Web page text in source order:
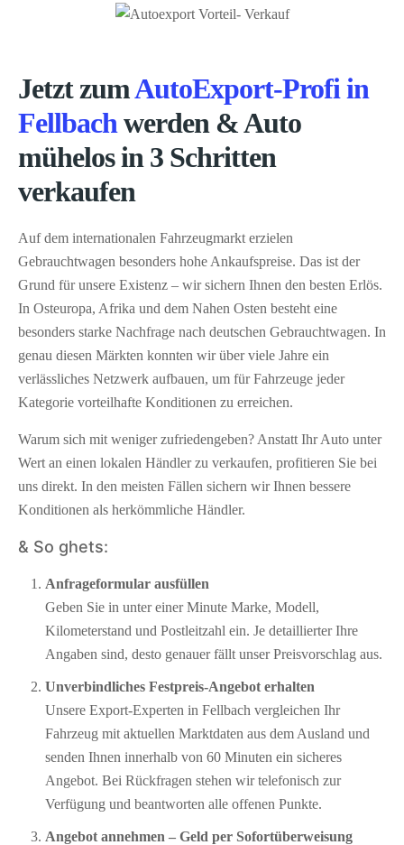
Jetzt zumAutoExport-Profi in
Fellbachwerden & Auto
mühelos in 3 Schritten
verkaufen
Auf dem internationalen Fahrzeugmarkt erzielen
Gebrauchtwagen besonders hohe Ankaufspreise. Das ist der
Grund für unsere Existenz – wir sichern Ihnen den besten Erlös.
In Osteuropa, Afrika und dem Nahen Osten besteht eine
besonders starke Nachfrage nach deutschen Gebrauchtwagen. In
genau diesen Märkten konnten wir über viele Jahre ein
verlässliches Netzwerk aufbauen, um für Fahrzeuge jeder
Kategorie vorteilhafte Konditionen zu erreichen.
Warum sich mit weniger zufriedengeben? Anstatt Ihr Auto unter
Wert an einen lokalen Händler zu verkaufen, profitieren Sie bei
uns direkt. In den meisten Fällen sichern wir Ihnen bessere
Konditionen als herkömmliche Händler.
& So ghets:
Anfrageformular ausfüllen
Geben Sie in unter einer Minute Marke, Modell,
Kilometerstand und Postleitzahl ein. Je detaillierter Ihre
Angaben sind, desto genauer fällt unser Preisvorschlag aus.
Unverbindliches Festpreis-Angebot erhalten
Unsere Export-Experten in Fellbach vergleichen Ihr
Fahrzeug mit aktuellen Marktdaten aus dem Ausland und
senden Ihnen innerhalb von 60 Minuten ein sicheres
Angebot. Bei Rückfragen stehen wir telefonisch zur
Verfügung und beantworten alle offenen Punkte.
Angebot annehmen – Geld per Sofort­überweisung